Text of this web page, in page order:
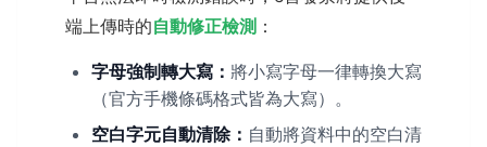
端上傳時的自動修正檢測 ：
字母強制轉大寫： 將小寫字母一律轉換大寫
（官方手機條碼格式皆為大寫）。
空白字元自動清除： 自動將資料中的空白清